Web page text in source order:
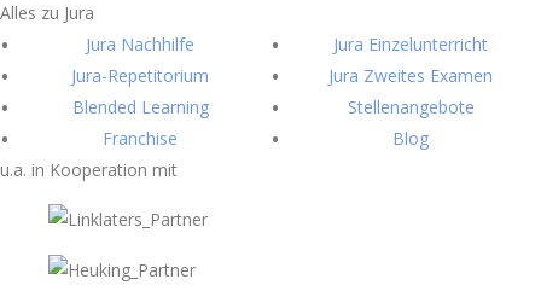
Alles zu Jura
Jura Nachhilfe
Jura Einzelunterricht
Jura-Repetitorium
Jura Zweites Examen
Blended Learning
Stellenangebote
Franchise
Blog
u.a. in Kooperation mit